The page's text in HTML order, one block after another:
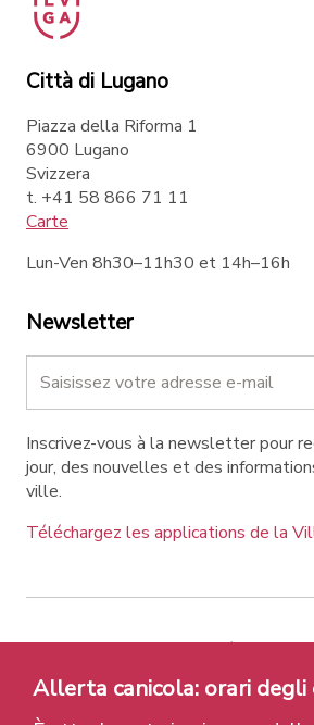
Città di Lugano
Piazza della Riforma 1
6900 Lugano
Svizzera
t. +41 58 866 71 11
Carte
Lun-Ven 8h30–11h30 et 14h–16h
Newsletter
Inscrivez-vous à la newsletter pour
jour, des nouvelles et des
ville.
Téléchargez les applications de la
Contatti Liens
Avis légal
Politique de confidentialité
Labels
Credits
Allerta canicola: orari degli